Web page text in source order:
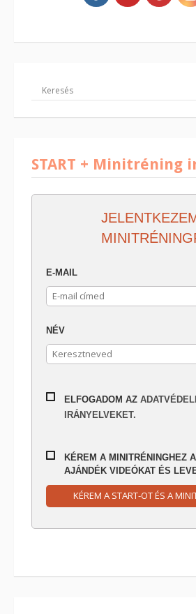
START + Minitréning
E-MAIL
NÉV
ELFOGADOM AZ
IRÁNYELVEKET.
KÉREM A MINITRÉNINGHEZ
AJÁNDÉK VIDEÓKAT ÉS
KÉREM A START-OT ÉS A